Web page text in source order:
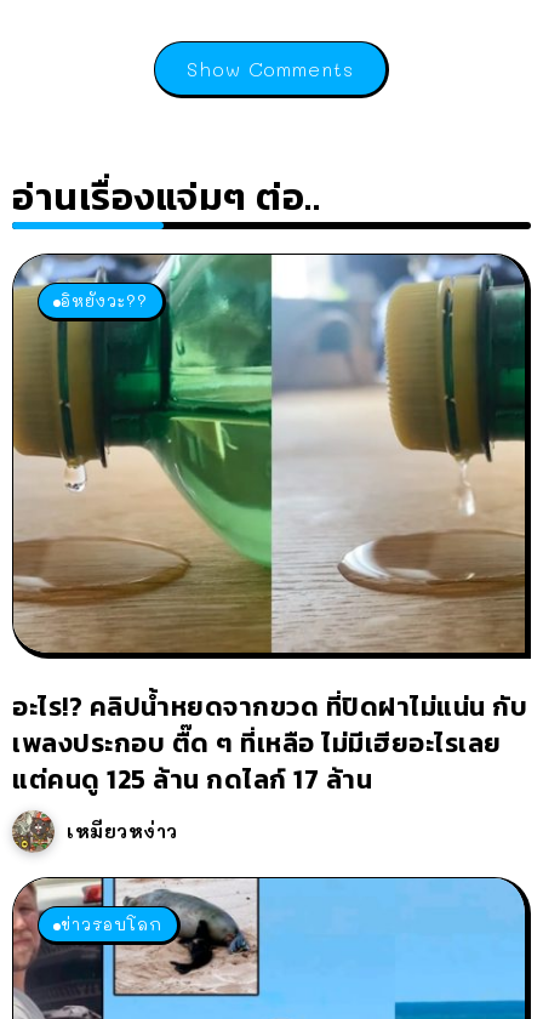
Show Comments
อ่านเรื่องแจ่มๆ ต่อ..
อิหยังวะ??
อะไร!? คลิปน้ำหยดจากขวด ที่ปิดฝาไม่แน่น กับ
เพลงประกอบ ตื๊ด ๆ ที่เหลือ ไม่มีเฮียอะไรเลย
แต่คนดู 125 ล้าน กดไลก์ 17 ล้าน
เหมียวหง่าว
ข่าวรอบโลก